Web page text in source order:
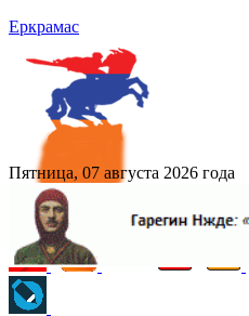
Еркрамас
Пятница, 07 августа 2026 года